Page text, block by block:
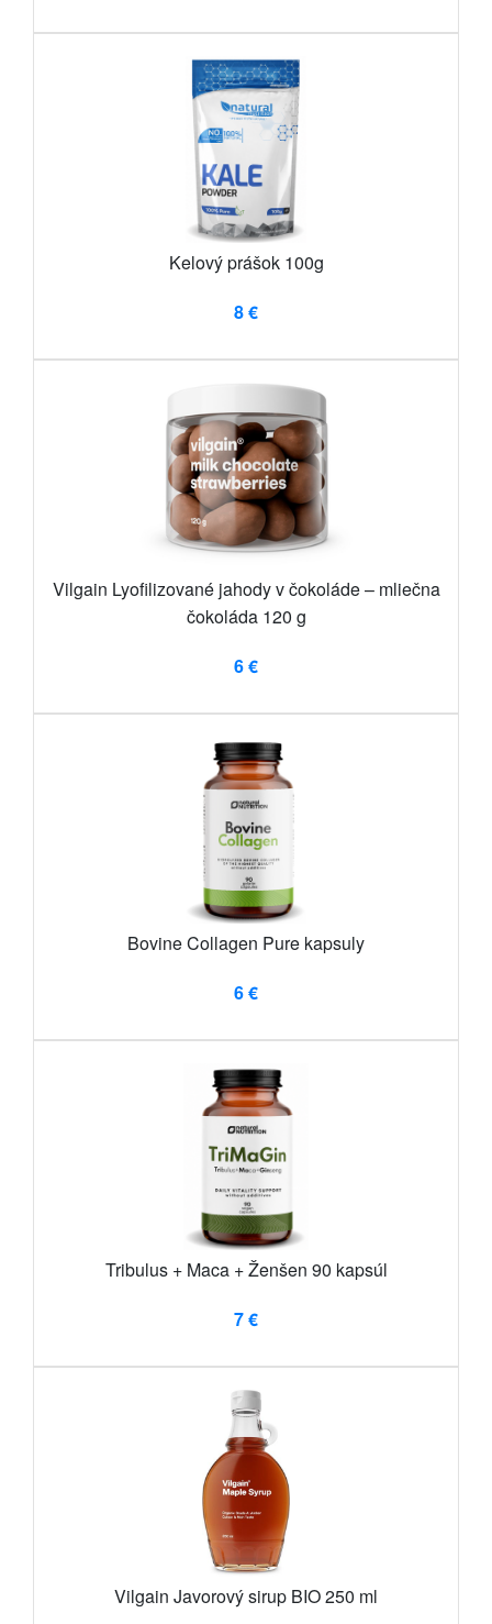
Kelový prášok 100g
8 €
Vilgain Lyofilizované jahody v čokoláde – mliečna
čokoláda 120 g
6 €
Bovine Collagen Pure kapsuly
6 €
Tribulus + Maca + Ženšen 90 kapsúl
7 €
Vilgain Javorový sirup BIO 250 ml